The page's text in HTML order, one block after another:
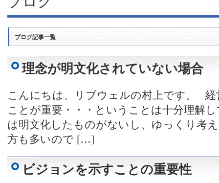
ブログ記事一覧
理念が明文化されていない場合
こんにちは、リブウェルの村上です。
ことが重要・・・ということは十分理解
は明文化したものがないし、ゆっくり考
方も多いので […]
ビジョンを示すことの重要性